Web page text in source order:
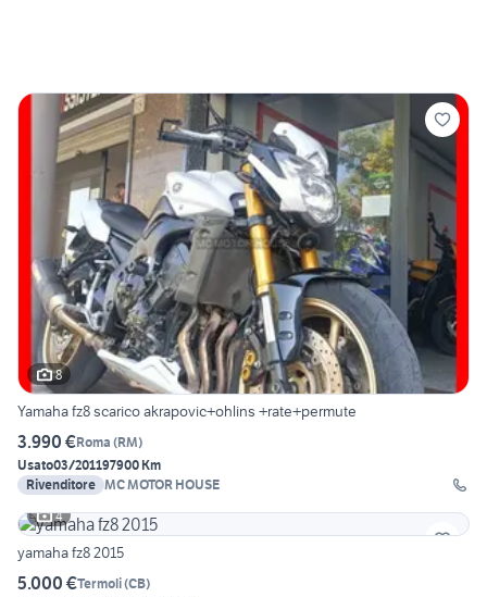
8
Yamaha fz8 scarico akrapovic+ohlins +rate+permute
3.990 €Roma (RM)
Usato03/201197900 Km
Rivenditore MC MOTOR HOUSE
4
yamaha fz8 2015
5.000 €Termoli(CB)